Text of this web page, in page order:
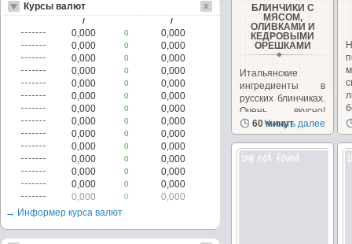
БЛИНЧИКИ С
МЯСОМ,
ОЛИВКАМИ И
КЕДРОВЫМИ
ОРЕШКАМИ
Итальянские
ингредиенты в
русских блинчиках.
Очень вкусно!
Необычно, на
сайте...
60 минут
Читать далее
Курсы валют
/ /
0,000 0
0,000
0,000
0
0,000
0,000
0
0,000
0,000
0
0,000
0,000
0
0,000
0,000
0
0,000
0,000
0
0,000
0,000
0
0,000
0,000
0
0,000
0,000
0
0,000
0,000
0
0,000
0,000
0
0,000
0,000
0
0,000
0,000
0
0,000
→ Информер курса валют